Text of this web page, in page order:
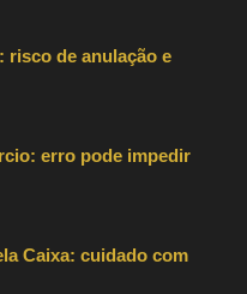
risco de anulação e
erro pode impedir
Caixa: cuidado com